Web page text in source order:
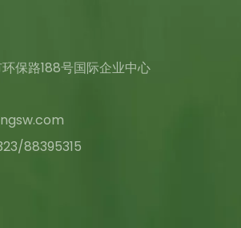
环保路188号国际企业中心
88395315